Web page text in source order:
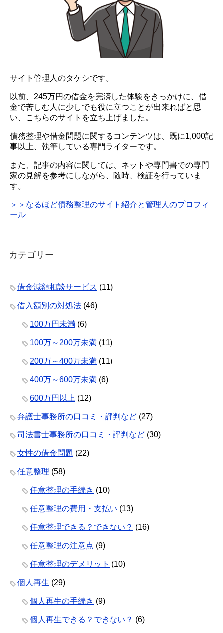
サイト管理人のタケシです。
以前、245万円の借金を完済した体験をきっかけに、借
金で苦しむ人に少しでも役に立つことが出来ればと思
い、こちらのサイトを立ち上げました。
債務整理や借金問題に関するコンテンツは、既に1,000記
事以上、執筆している専門ライターです。
また、記事の内容に関しては、ネットや専門書での専門
家の見解を参考にしながら、随時、検証を行っていま
す。
＞＞なるほど債務整理のサイト紹介と管理人のプロフィ
ール
カテゴリー
借金減額相談サービス (11)
借入額別の対処法 (46)
100万円未満 (6)
100万～200万未満 (11)
200万～400万未満 (11)
400万～600万未満 (6)
600万円以上 (12)
弁護士事務所の口コミ・評判など (27)
司法書士事務所の口コミ・評判など (30)
女性の借金問題 (22)
任意整理 (58)
任意整理の手続き (10)
任意整理の費用・支払い (13)
任意整理できる？できない？ (16)
任意整理の注意点 (9)
任意整理のデメリット (10)
個人再生 (29)
個人再生の手続き (9)
個人再生できる？できない？ (6)